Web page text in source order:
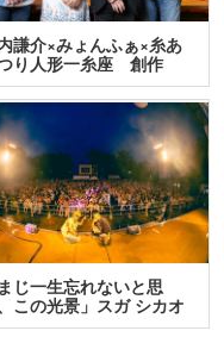
謙介×みょんふぁ×糸あ
り人形一糸座 創作
まじ一生忘れないと思
この光景」スガ シカオ